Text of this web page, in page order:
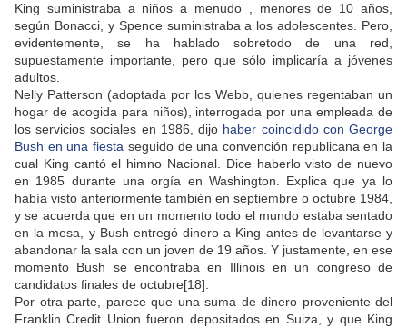
King suministraba a niños a menudo , menores de 10 años,
según Bonacci, y Spence suministraba a los adolescentes. Pero,
evidentemente, se ha hablado sobretodo de una red,
supuestamente importante, pero que sólo implicaría a jóvenes
adultos.
Nelly Patterson (adoptada por los Webb, quienes regentaban un
hogar de acogida para niños), interrogada por una empleada de
los servicios sociales en 1986, dijo haber coincidido con George
Bush en una fiesta seguido de una convención republicana en la
cual King cantó el himno Nacional. Dice haberlo visto de nuevo
en 1985 durante una orgía en Washington. Explica que ya lo
había visto anteriormente también en septiembre o octubre 1984,
y se acuerda que en un momento todo el mundo estaba sentado
en la mesa, y Bush entregó dinero a King antes de levantarse y
abandonar la sala con un joven de 19 años. Y justamente, en ese
momento Bush se encontraba en Illinois en un congreso de
candidatos finales de octubre[18].
Por otra parte, parece que una suma de dinero proveniente del
Franklin Credit Union fueron depositados en Suiza, y que King